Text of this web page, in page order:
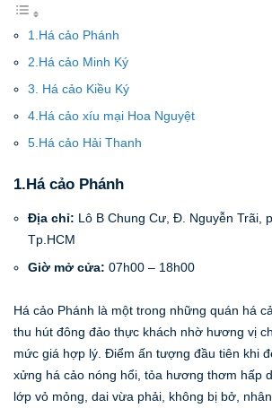
1.Há cảo Phánh
2.Há cảo Minh Ký
3. Há cảo Kiều Ký
4.Há cảo xíu mại Hoa Nguyệt
5.Há cảo Hải Thanh
1.Há cảo Phánh
Địa chỉ: Lô B Chung Cư, Đ. Nguyễn Trãi,
Tp.HCM
Giờ mở cửa: 07h00 – 18h00
Há cảo Phánh là một trong những quán há
thu hút đông đảo thực khách nhờ hương vị
mức giá hợp lý. Điểm ấn tượng đầu tiên khi
xửng há cảo nóng hổi, tỏa hương thơm hấp
lớp vỏ mỏng, dai vừa phải, không bị bở,